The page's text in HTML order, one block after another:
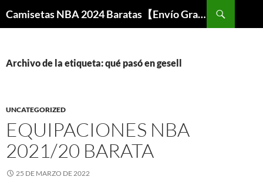
Camisetas NBA 2024 Baratas【Envío Gratis】
Archivo de la etiqueta: qué pasó en gesell
UNCATEGORIZED
EQUIPACIONES NBA
2021/20 BARATA
25 DE MARZO DE 2022